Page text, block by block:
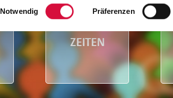
Einwilligungsauswahl
Notwendig Präferenzen
ZEITEN